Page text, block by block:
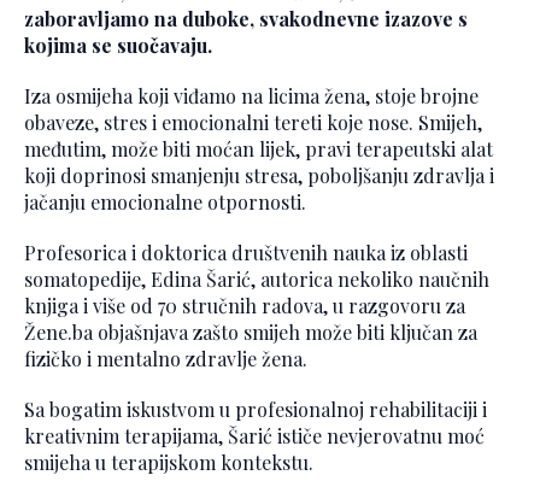
zaboravljamo na duboke, svakodnevne izazove s
kojima se suočavaju.
Iza osmijeha koji viđamo na licima žena, stoje brojne
obaveze, stres i emocionalni tereti koje nose. Smijeh,
međutim, može biti moćan lijek, pravi terapeutski alat
koji doprinosi smanjenju stresa, poboljšanju zdravlja i
jačanju emocionalne otpornosti.
Profesorica i doktorica društvenih nauka iz oblasti
somatopedije, Edina Šarić, autorica nekoliko naučnih
knjiga i više od 70 stručnih radova, u razgovoru za
Žene.ba objašnjava zašto smijeh može biti ključan za
fizičko i mentalno zdravlje žena.
Sa bogatim iskustvom u profesionalnoj rehabilitaciji i
kreativnim terapijama, Šarić ističe nevjerovatnu moć
smijeha u terapijskom kontekstu.